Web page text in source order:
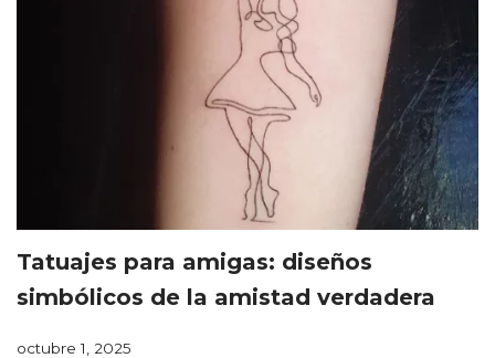
Tatuajes para amigas: diseños
simbólicos de la amistad verdadera
octubre 1, 2025